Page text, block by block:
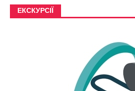
ЕКСКУРСІЇ